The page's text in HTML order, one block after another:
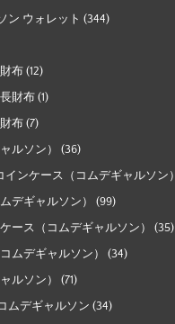
ン ウォレット (344)
布 (12)
財布 (1)
布 (7)
ルソン） (36)
インケース（コムデギャルソン）
デギャルソン） (99)
ース（コムデギャルソン） (35)
ムデギャルソン） (34)
ルソン） (71)
ムデギャルソン (34)